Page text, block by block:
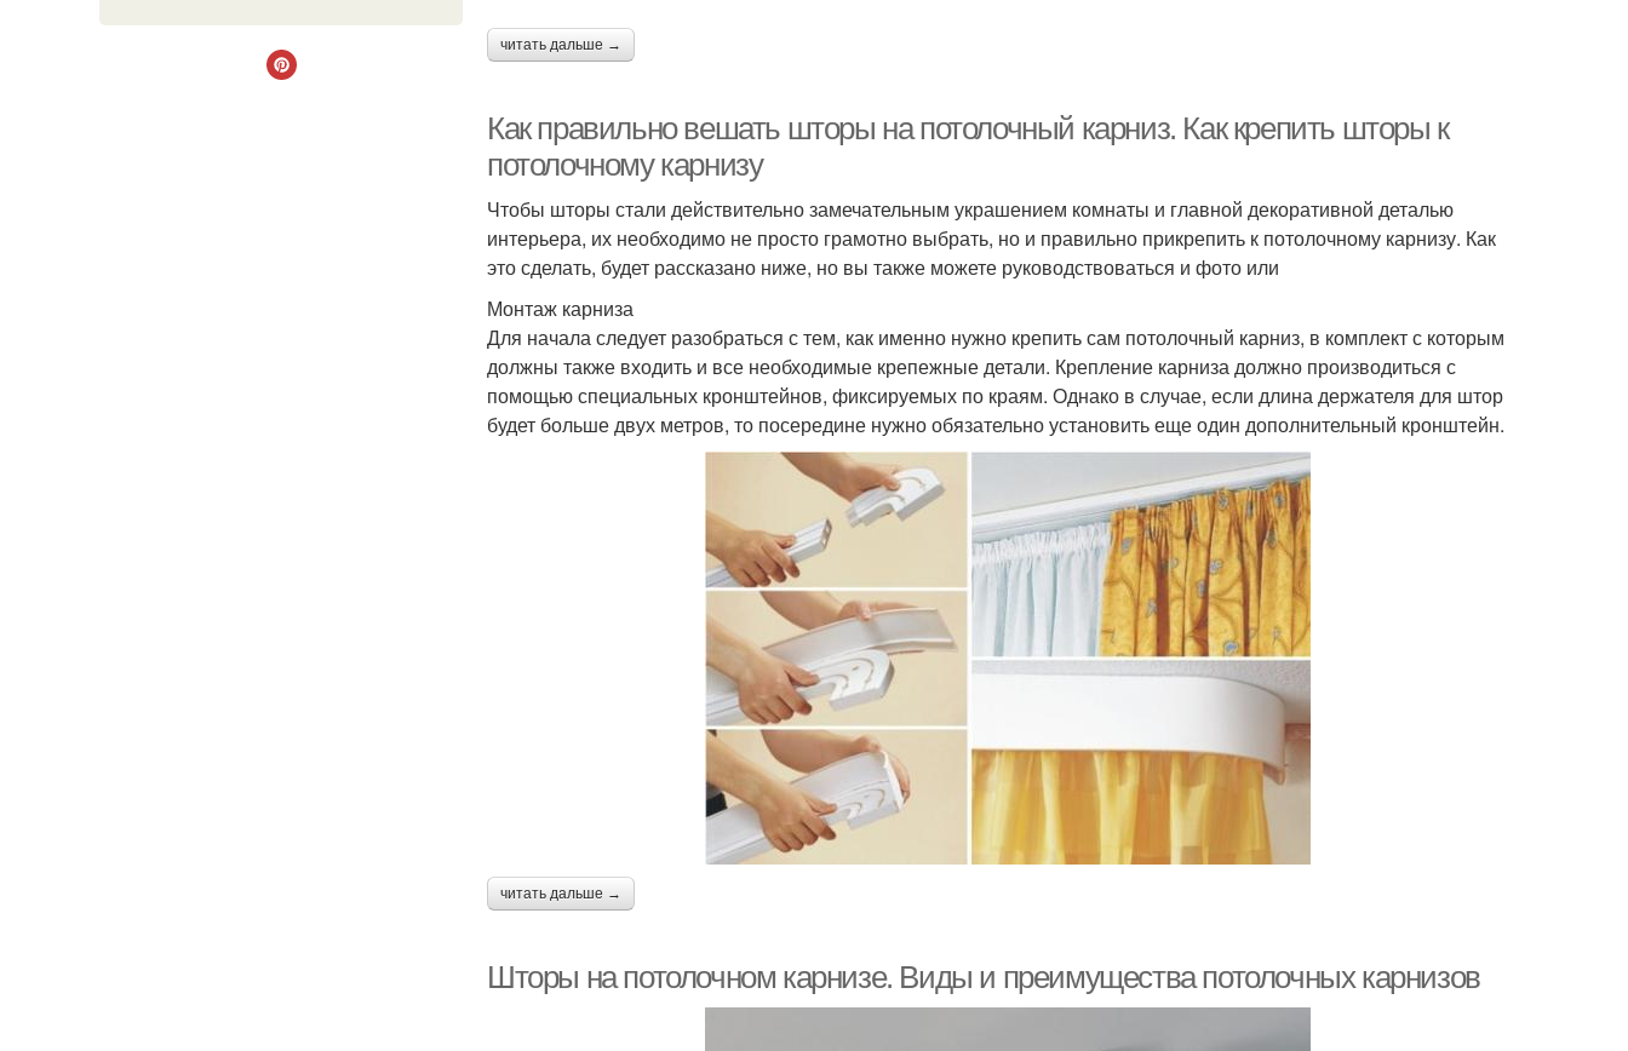
читать дальше →
Как правильно вешать шторы на потолочный карниз. Как крепить шторы к
потолочному карнизу
Чтобы шторы стали действительно замечательным украшением комнаты и главной декоративной деталью
интерьера, их необходимо не просто грамотно выбрать, но и правильно прикрепить к потолочному карнизу. Как
это сделать, будет рассказано ниже, но вы также можете руководствоваться и фото или
Монтаж карниза
Для начала следует разобраться с тем, как именно нужно крепить сам потолочный карниз, в комплект с которым
должны также входить и все необходимые крепежные детали. Крепление карниза должно производиться с
помощью специальных кронштейнов, фиксируемых по краям. Однако в случае, если длина держателя для штор
будет больше двух метров, то посередине нужно обязательно установить еще один дополнительный кронштейн.
читать дальше →
Шторы на потолочном карнизе. Виды и преимущества потолочных карнизов